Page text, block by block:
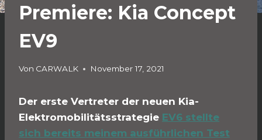
Premiere: Kia Concept
EV9
Von CARWALK November 17, 2021
Der erste Vertreter der neuen Kia-
Elektromobilitätsstrategie EV6 stellte
sich bereits meinem ausführlichen Test